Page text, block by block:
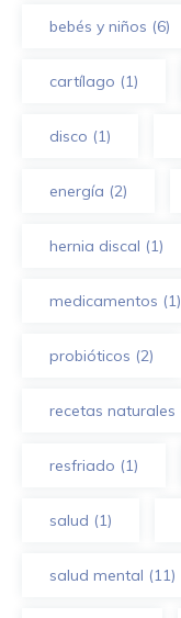
bebés y niños (6)
cartílago (1)
disco (1)
energía (2)
hernia discal (1)
medicamentos (1)
probióticos (2)
recetas naturales
resfriado (1)
salud (1)
salud mental (11)